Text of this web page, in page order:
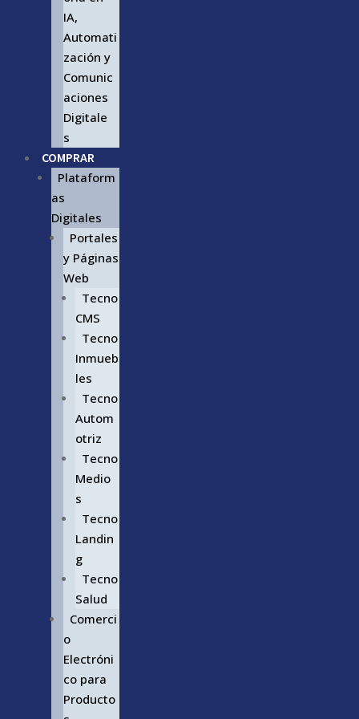
IA,
Automati
zación y
Comunic
aciones
Digitale
s
COMPRAR
Plataform
as
Digitales
Portales
y Páginas
Web
Tecno
CMS
Tecno
Inmueb
les
Tecno
Autom
otriz
Tecno
Medio
s
Tecno
Landin
g
Tecno
Salud
Comerci
o
Electróni
co para
Producto